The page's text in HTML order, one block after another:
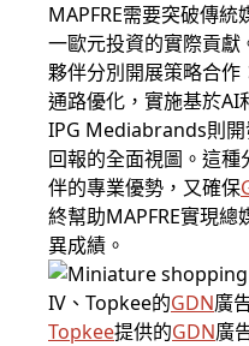
MAPFRE需要突破傳
一歐元投資的實際貢
夥伴分別開展策略合
通路優化，實施基於AI
IPG Mediabrands則開
回報的全面視圖。這
伴的專業優勢，又確保
終幫助MAPFRE實現
異成績。
IV、Topkee的GDN廣
Topkee提供的GDN廣